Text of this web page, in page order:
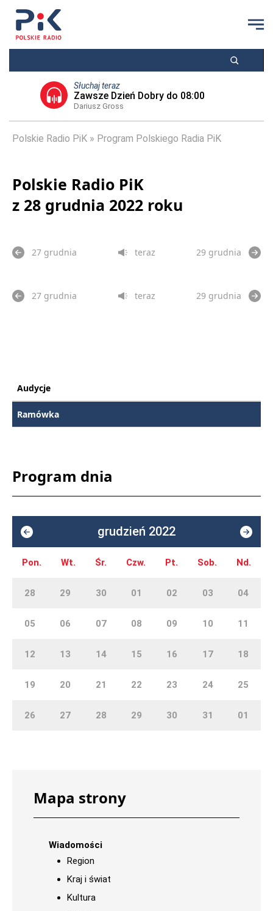
Słuchaj teraz
Zawsze Dzień Dobry do 08:00
Dariusz Gross
Polskie Radio PiK Program Polskiego Radia PiK
Polskie Radio PiK
z 28 grudnia 2022 roku
27 grudnia teraz 29 grudnia
27 grudnia teraz 29 grudnia
Audycje
Ramówka
Program dnia
grudzień 2022
Pon. Wt. Śr. Czw. Pt. Sob. Nd.
28 29 30 01 02 03 04
05 06 07 08 09 10 11
12 13 14 15 16 17 18
19 20 21 22 23 24 25
26 27 28 29 30 31 01
Mapa strony
Wiadomości
Region
Kraj i świat
Kultura